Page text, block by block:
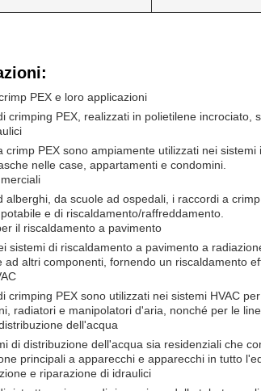
PEX e loro applicazioni
crimping PEX, realizzati in polietilene incrociato,
crimp PEX sono ampiamente utilizzati nei
nelle case, appartamenti e condomini.
alberghi, da scuole ad ospedali, i raccordi a
e di riscaldamento/raffreddamento.
il riscaldamento a pavimento
sistemi di riscaldamento a pavimento a
ad altri componenti, fornendo un riscaldamento
crimping PEX sono utilizzati nei sistemi HVAC
radiatori e manipolatori d'aria, nonché per le
dell'acqua
di distribuzione dell'acqua sia residenziali che
principali a apparecchi e apparecchi in tutto
e riparazione di idraulici